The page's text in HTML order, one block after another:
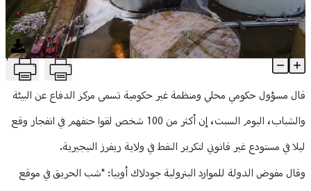
ثقافة ومجتمع
مأساة في نيجيريا.. مقتل أكثر من 100 إثر انفجار بمستودع للنفط T
Article Content
قال مسؤول حكومي محلي ومنظمة غير حكومية تسمى مركز الدفاع عن البيئة
والشباب، اليوم السبت، إن أكثر من 100 شخص لقوا حتفهم في انفجار وقع
ليلا في مستودع غير قانوني لتكرير النفط في ولاية ريفرز النيجيرية.
وقال مفوض الدولة للموارد البترولية جودلاك أوبيا: "شب الحريق في موقع